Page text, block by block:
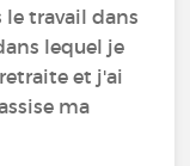
le travail dans
lequel je
et j'ai
ma